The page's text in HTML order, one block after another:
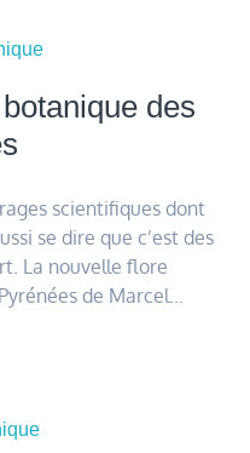
des
scientifiques dont
se dire que c’est des
La nouvelle flore
de Marcel…